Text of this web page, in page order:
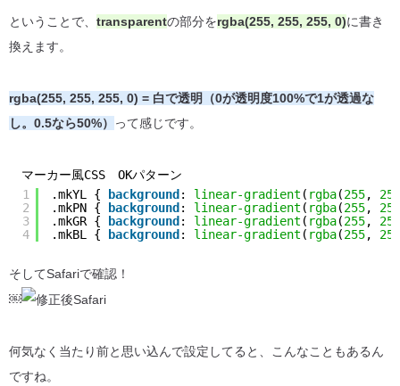
ということで、 transparentの部分をrgba(255, 255, 255, 0)に書き
換えます。
rgba(255, 255, 255, 0) = 白で透明（0が透明度100%で1が透過な
し。0.5なら50%）
って感じです。
マーカー風CSS OKパターン
1
2
3
4
.mkYL { background : linear-gradient ( rgba(255,
.mkPN {
background : linear-gradient ( rgba(255,
.mkGR {
background : linear-gradient ( rgba(255,
.mkBL {
background : linear-gradient ( rgba(255,
そしてSafariで確認！
￼
何気なく当たり前と思い込んで設定してると、こんなこともあるん
ですね。